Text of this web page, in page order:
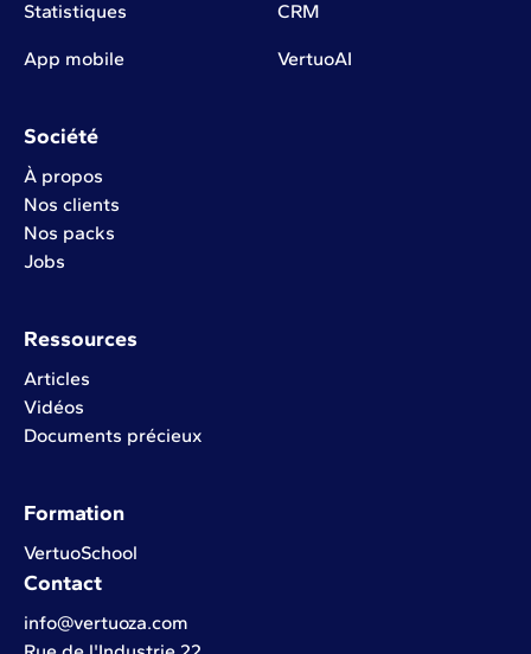
Statistiques CRM
App mobile VertuoAI
Société
À propos
Nos clients
Nos packs
Jobs
Ressources
Articles
Vidéos
Documents précieux
Formation
VertuoSchool
Contact
info@vertuoza.com